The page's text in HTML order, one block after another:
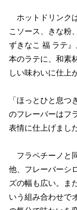
ホットドリンク
こソース、きな粉
ずきなこ 福 ラテ
本のラテに、和素
しい味わいに仕上
「ほっとひと息
のフレーバーはフ
表情に仕上げまし
フラペチーノと
他、フレーバーシ
ズの幅も広い。ま
いう組み合わせで